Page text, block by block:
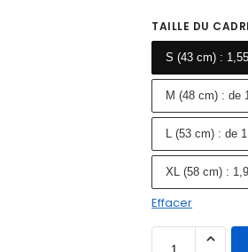
TAILLE DU
S (43 cm) :
M (48 cm) : de
L (53 cm) : de
XL (58 cm) :
Effacer